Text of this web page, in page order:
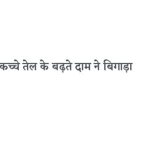
तेल के बढ़ते दाम ने बिगाड़ा